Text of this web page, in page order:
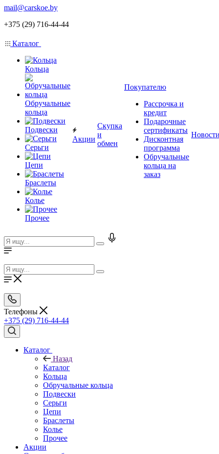
mail@carskoe.by
+375 (29) 716-44-44
Каталог
Кольца
Обручальные
кольца
Подвески
Серьги
Цепи
Браслеты
Колье
Прочее
Акции
Скупка
и
обмен
Покупателю
Рассрочка и
кредит
Подарочные
сертификаты
Дисконтная
программа
Обручальные
кольца на
заказ
Телефоны
+375 (29) 716-44-44
Каталог
Назад
Каталог
Кольца
Обручальные кольца
Подвески
Серьги
Цепи
Браслеты
Колье
Прочее
Акции